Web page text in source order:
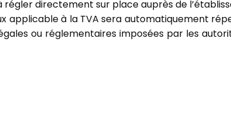
directement sur place auprès de
à la TVA sera automatiquement
ou réglementaires imposées par les